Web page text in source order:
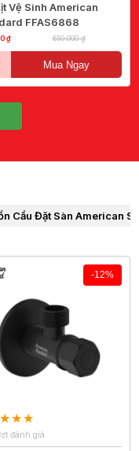
Vệ Sinh American
FFAS6868
₫ 650.000 ₫
Mua Ngay
Cầu Đặt Sàn American
-12%
đánh giá